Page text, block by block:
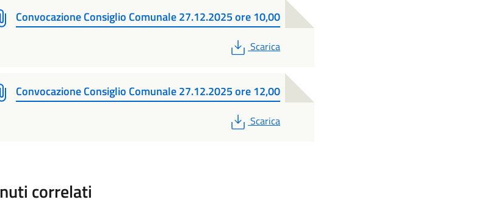
Convocazione Consiglio Comunale 27.12.2025 ore 10,00
PDF
Scarica
Convocazione Consiglio Comunale 27.12.2025 ore 12,00
PDF
Scarica
correlati